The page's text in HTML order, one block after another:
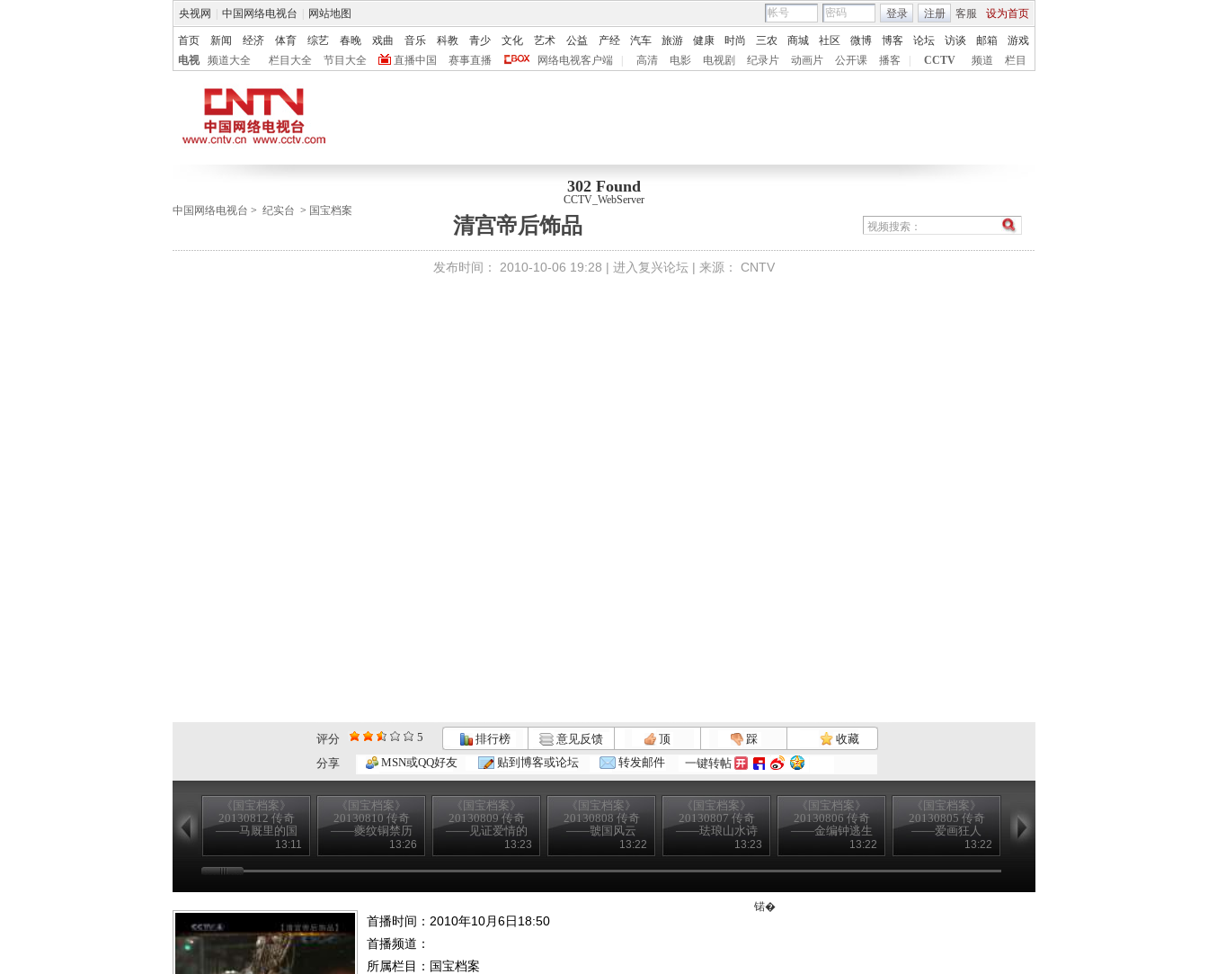
央视网 中国网络电视台 网站地图 客服 设为首页
登录 注册
首页 新闻 经济 体育 综艺 春晚 戏曲 音乐 科教 青少 文化 艺术 公益 产经 汽车 旅游 健康 时尚 三农 商城 社区 微博 博客 论坛 访谈 邮箱
游戏
电视
频道大全 栏目大全 节目大全 直播中国 赛事直播 网络电视客户端 高清 电影 电视剧 纪录片 动画片 公开课 播客 CCTV 频道 栏目
302 Found
CCTV_WebServer
中国网络电视台 > 纪实台 > 国宝档案
清宫帝后饰品
发布时间： 2010-10-06 19:28 | 进入复兴论坛 | 来源： CNTV
评分 5 排行榜 意见反馈 顶 踩
收藏
分享
MSN或QQ好友 贴到博客或论坛 转发邮件 一键转帖
《国宝档案》
20130812 传奇
——马厩里的国
13:11
《国宝档案》
20130810 传奇
——夔纹铜禁历
13:26
《国宝档案》
20130809 传奇
——见证爱情的
13:23
《国宝档案》
20130808 传奇
——虢国风云
13:22
《国宝档案》
20130807 传奇
——珐琅山水诗
13:23
《国宝档案》
20130806 传奇
——金编钟逃生
13:22
《国宝档案》
20130805 传奇
——爱画狂人
13:22
20130803 传奇
——金虎护卫的
首播时间：2010年10月6日18:50
首播频道：
所属栏目： 国宝档案
锘�